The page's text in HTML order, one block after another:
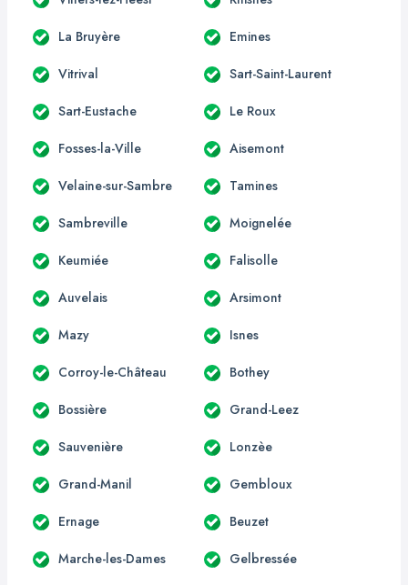
La Bruyère Emines
Vitrival Sart-Saint-Laurent
Sart-Eustache Le Roux
Fosses-la-Ville Aisemont
Velaine-sur-Sambre Tamines
Sambreville Moignelée
Keumiée Falisolle
Auvelais Arsimont
Mazy Isnes
Corroy-le-Château Bothey
Bossière Grand-Leez
Sauvenière Lonzèe
Grand-Manil Gembloux
Ernage Beuzet
Marche-les-Dames Gelbressée